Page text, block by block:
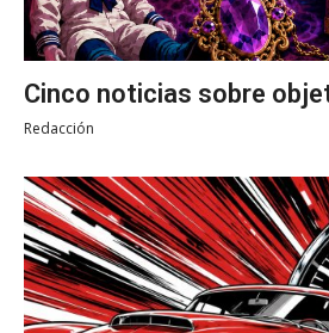
Cinco noticias sobre
Redacción